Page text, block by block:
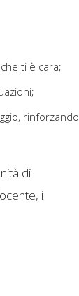
ti è cara;
rinforzando
di
i